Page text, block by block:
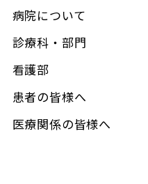
病院について
診療科・部門
看護部
患者の皆様へ
医療関係の皆様へ